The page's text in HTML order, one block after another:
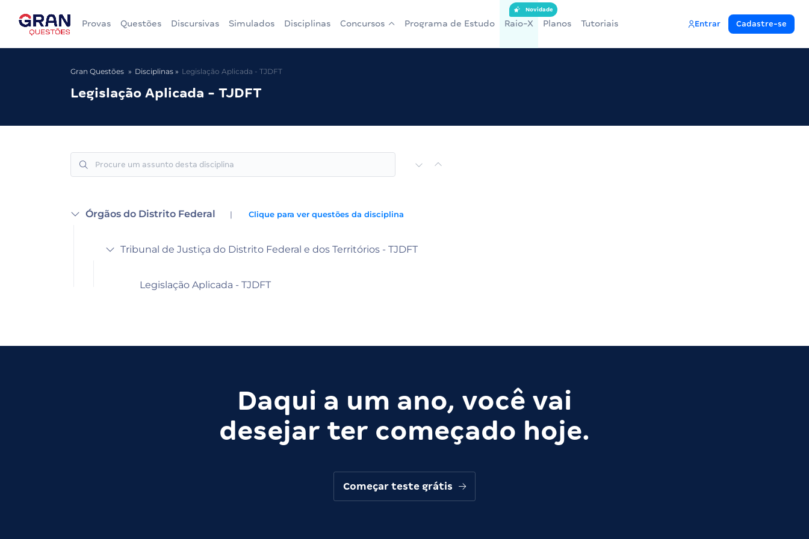
Provas Questões Discursivas Simulados Disciplinas Concursos Programa de Estudo Raio-X
Novidade
Planos Tutoriais Entrar Cadastre-se
Gran Questões Disciplinas Legislação Aplicada - TJDFT
Legislação Aplicada - TJDFT
Órgãos do Distrito Federal | Clique para ver questões da disciplina
Tribunal de Justiça do Distrito Federal e dos Territórios - TJDFT
Legislação Aplicada - TJDFT
Daqui a um ano, você vai
desejar ter começado hoje.
Começar teste grátis